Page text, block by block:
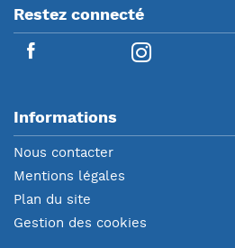
Restez connecté
Informations
Nous contacter
Mentions légales
Plan du site
Gestion des cookies